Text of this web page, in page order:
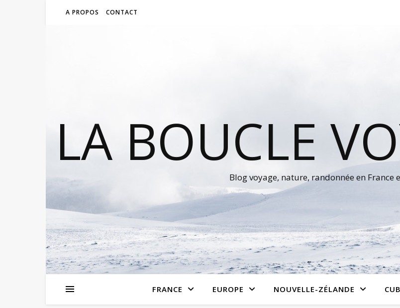
A PROPOS CONTACT
LA BOUCLE
Blog voyage, nature, randonnée en France
FRANCE EUROPE NOUVELLE-ZÉLANDE